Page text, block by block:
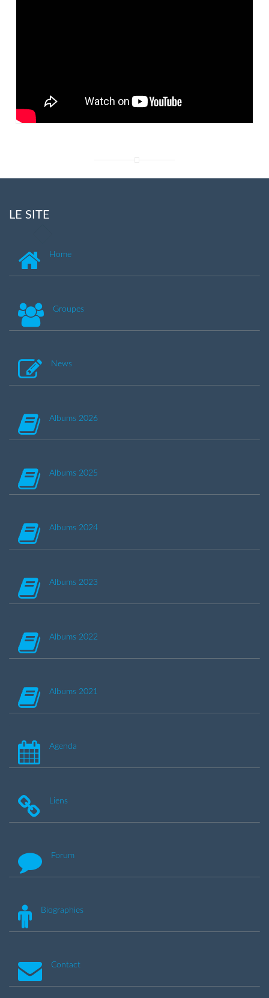
LE SITE
Home
Groupes
News
Albums 2026
Albums 2025
Albums 2024
Albums 2023
Albums 2022
Albums 2021
Agenda
Liens
Forum
Biographies
Contact